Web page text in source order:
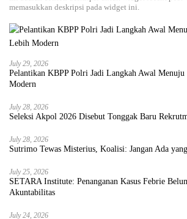
memasukkan deskripsi pada widget ini.
July 29, 2026
Pelantikan KBPP Polri Jadi Langkah Awal Menuju
Modern
July 28, 2026
Seleksi Akpol 2026 Disebut Tonggak Baru
July 28, 2026
Sutrimo Tewas Misterius, Koalisi: Jangan Ada
July 25, 2026
SETARA Institute: Penanganan Kasus Febrie
Akuntabilitas
July 24, 2026